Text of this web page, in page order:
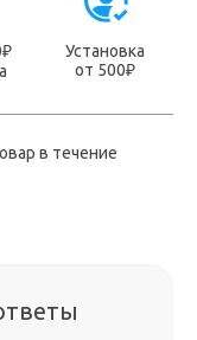
₽
Установка
от 500₽
в течение